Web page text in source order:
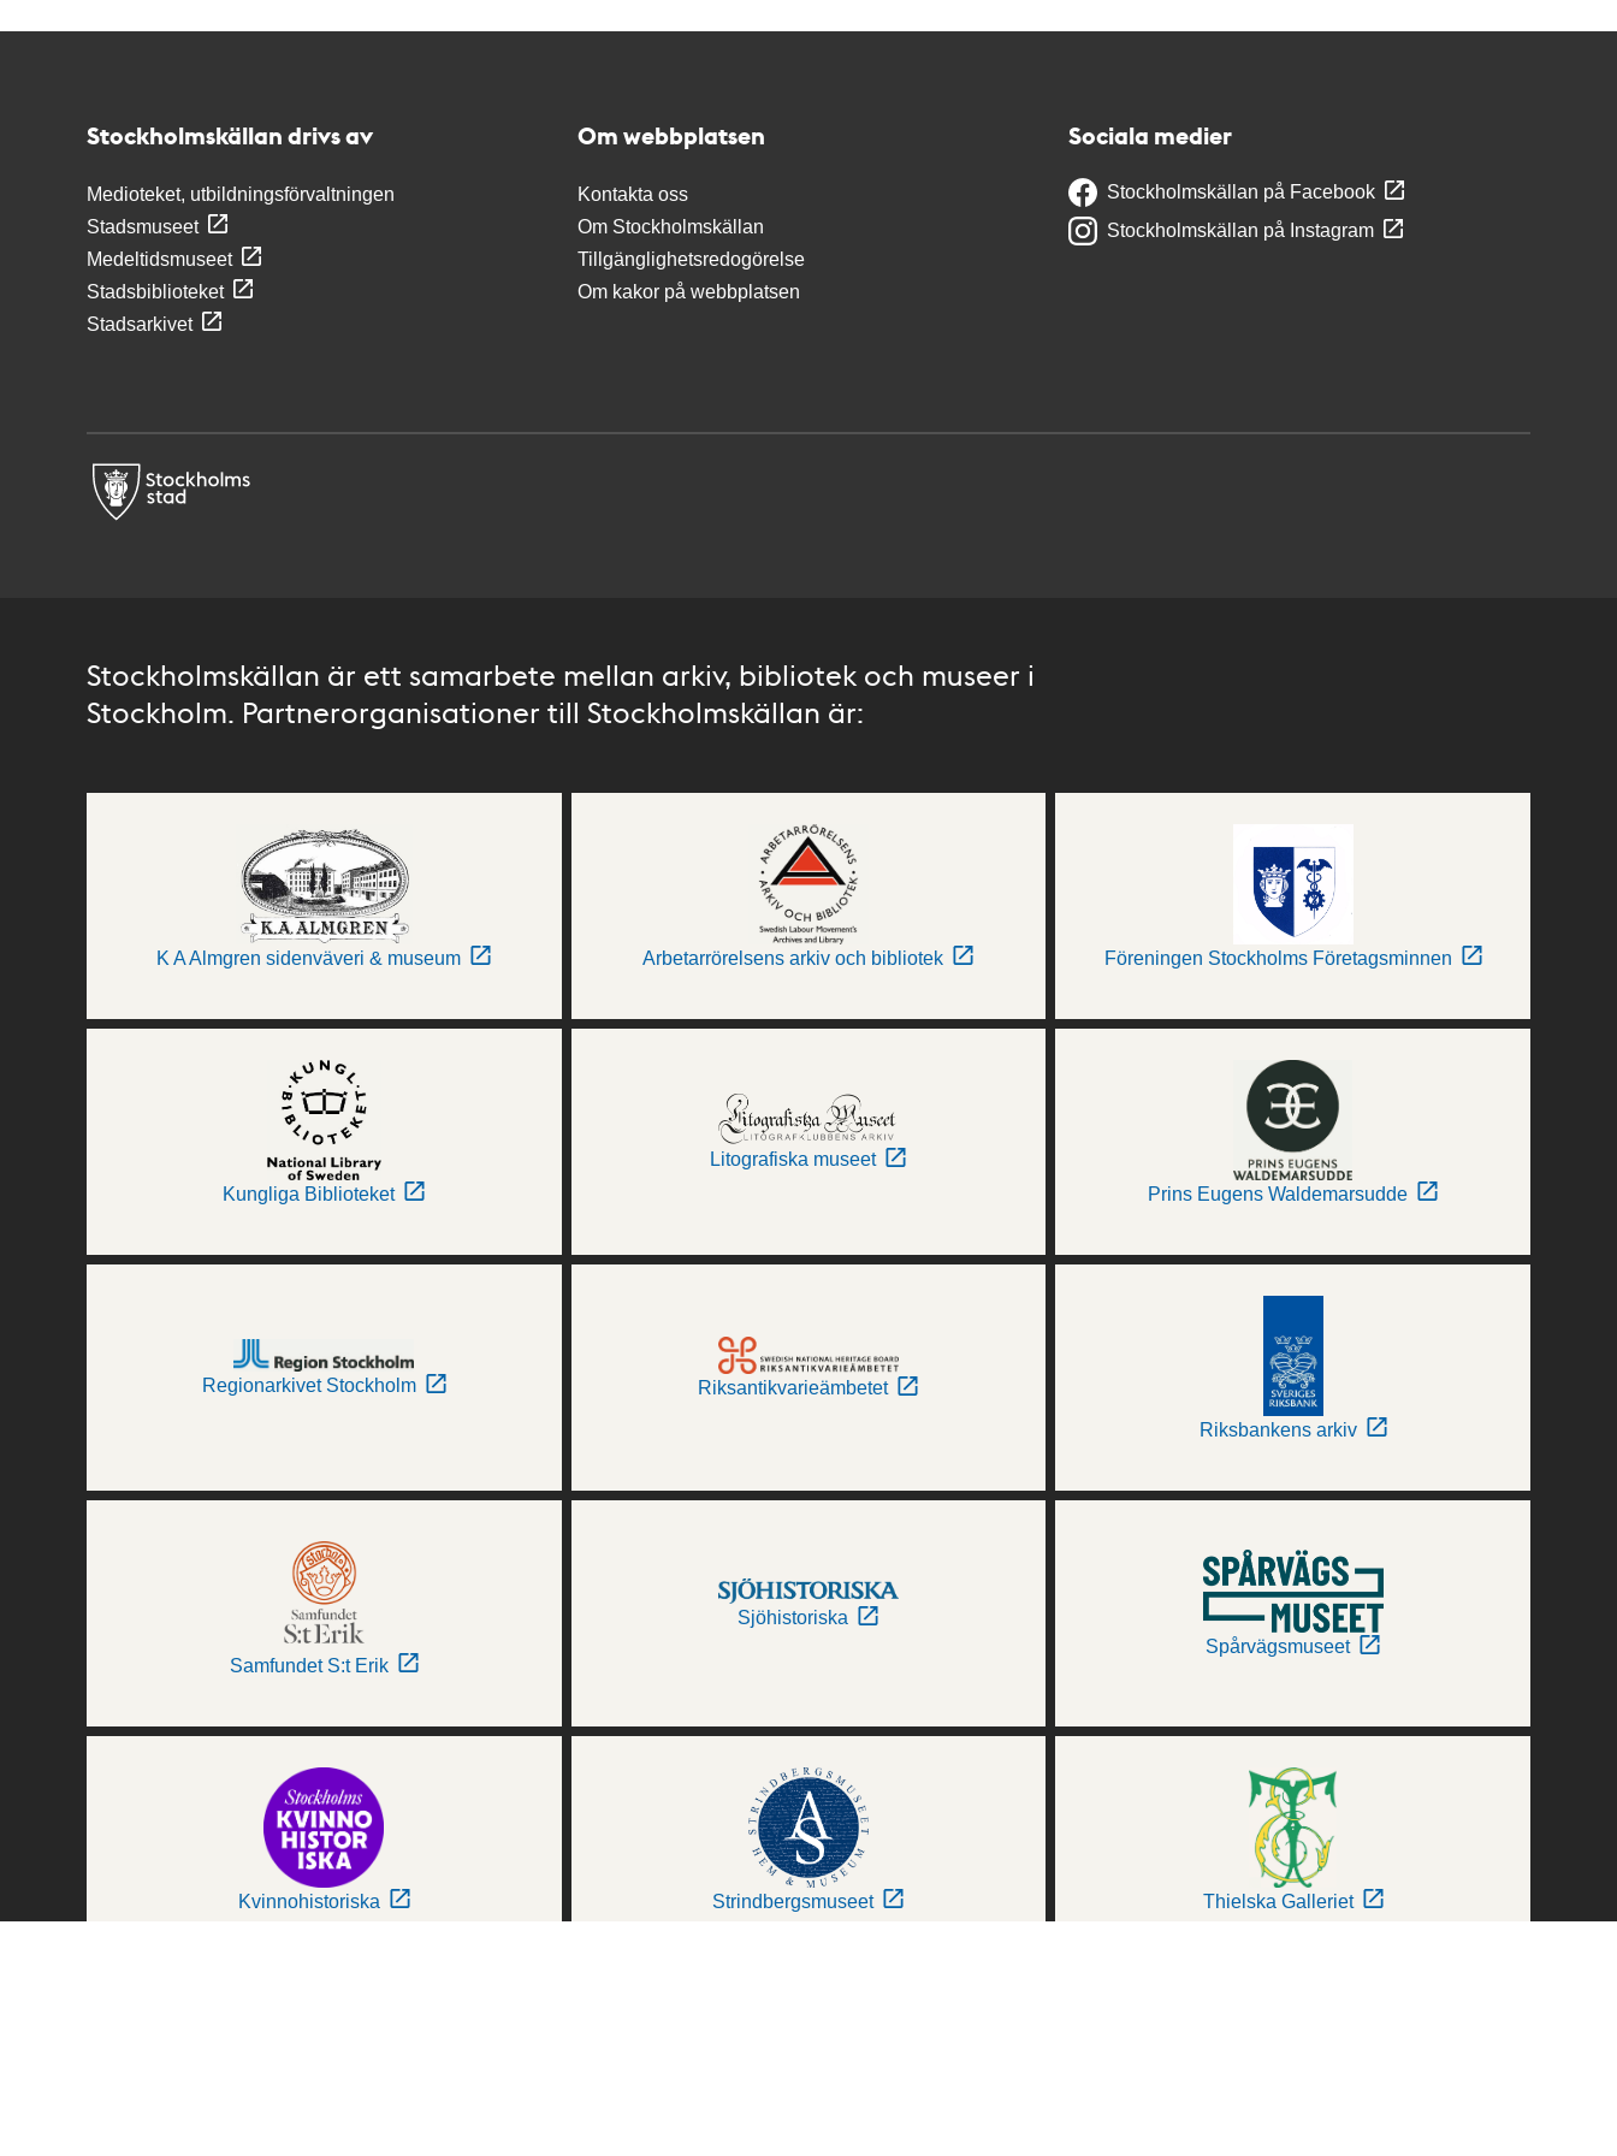
Stockholmskällan drivs av
Medioteket, utbildningsförvaltningen
Stadsmuseet
Medeltidsmuseet
Stadsbiblioteket
Stadsarkivet
Om webbplatsen
Kontakta oss
Om Stockholmskällan
Tillgänglighetsredogörelse
Om kakor på webbplatsen
Sociala medier
Stockholmskällan på Facebook
Stockholmskällan på Instagram
Stockholmskällan är ett samarbete mellan arkiv, bibliotek och museer i
Stockholm. Partnerorganisationer till Stockholmskällan är:
K A Almgren sidenväveri & museum Arbetarrörelsens arkiv och bibliotek Föreningen Stockholms Företagsminnen
Kungliga Biblioteket
Litografiska museet
Prins Eugens Waldemarsudde
Regionarkivet Stockholm Riksantikvarieämbetet
Riksbankens arkiv
Samfundet S:t Erik
Sjöhistoriska
Spårvägsmuseet
Kvinnohistoriska Strindbergsmuseet Thielska Galleriet